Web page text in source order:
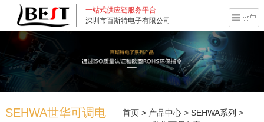
一站式供应链服务平台
深圳市百斯特电子有限公司
SEHWA世华可调电
首页 > 产品中心 >SEHWA系列 >